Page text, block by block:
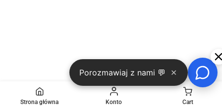
Strona główna Konto Cart
Porozmawiaj z nami 💬 ✕